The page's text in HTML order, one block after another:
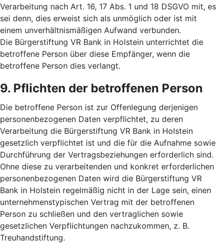
Verarbeitung nach Art. 16, 17 Abs. 1 und 18 DSGVO mit, es
sei denn, dies erweist sich als unmöglich oder ist mit
einem unverhältnismäßigen Aufwand verbunden.
Die Bürgerstiftung VR Bank in Holstein unterrichtet die
betroffene Person über diese Empfänger, wenn die
betroffene Person dies verlangt.
9. Pflichten der betroffenen Person
Die betroffene Person ist zur Offenlegung derjenigen
personenbezogenen Daten verpflichtet, zu deren
Verarbeitung die Bürgerstiftung VR Bank in Holstein
gesetzlich verpflichtet ist und die für die Aufnahme sowie
Durchführung der Vertragsbeziehungen erforderlich sind.
Ohne diese zu verarbeitenden und konkret erforderlichen
personenbezogenen Daten wird die Bürgerstiftung VR
Bank in Holstein regelmäßig nicht in der Lage sein, einen
unternehmenstypischen Vertrag mit der betroffenen
Person zu schließen und den vertraglichen sowie
gesetzlichen Verpflichtungen nachzukommen, z. B.
Treuhandstiftung.